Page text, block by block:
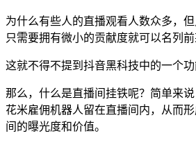
为什么有些人的直播观看人数众多，
只需要拥有微小的贡献度就可以名列前
这就不得不提到抖音黑科技中的一个功
那么，什么是直播间挂铁呢？简单来
花米雇佣机器人留在直播间内，从而
间的曝光度和价值。